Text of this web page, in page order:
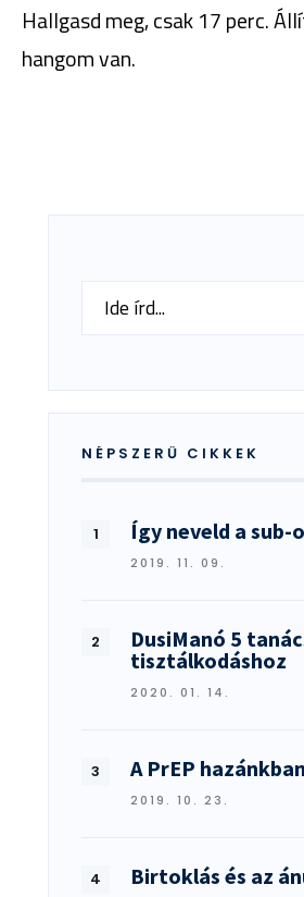
Hallgasd meg, csak 17 perc.
hangom van.
Search
NÉPSZERŰ CIKKEK
Így neveld a sub-
2019. 11. 09.
DusiManó 5
tisztálkodáshoz
2020. 01. 14.
A PrEP hazánkban
2019. 10. 23.
Birtoklás és az